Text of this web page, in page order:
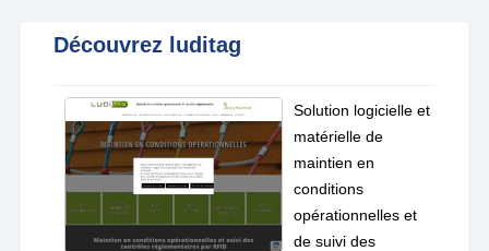
Découvrez luditag
Solution logicielle et
matérielle de
maintien en
conditions
opérationnelles et
de suivi des